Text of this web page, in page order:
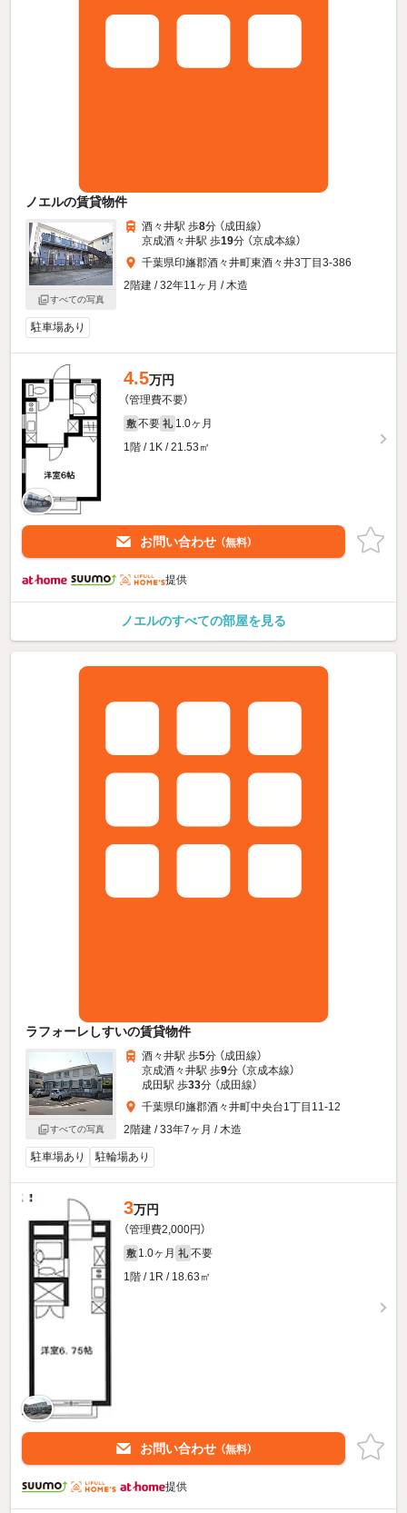
ノエルの賃貸物件
すべての写真
酒々井駅 歩8分 （成田線）
京成酒々井駅 歩19分 （京成本線）
千葉県印旛郡酒々井町東酒々井3丁目3-386
2階建 / 32年11ヶ月 / 木造
駐車場あり
4.5万円
（管理費不要）
敷 不要 礼 1.0ヶ月
1階 / 1K / 21.53㎡
お問い合わせ （無料）
提供
ノエルのすべての部屋を見る
ラフォーレしすいの賃貸物件
すべての写真
酒々井駅 歩5分 （成田線）
京成酒々井駅 歩9分 （京成本線）
成田駅 歩33分 （成田線）
千葉県印旛郡酒々井町中央台1丁目11-12
2階建 / 33年7ヶ月 / 木造
駐車場あり 駐輪場あり
3万円
（管理費2,000円）
敷 1.0ヶ月 礼 不要
1階 / 1R / 18.63㎡
お問い合わせ （無料）
提供